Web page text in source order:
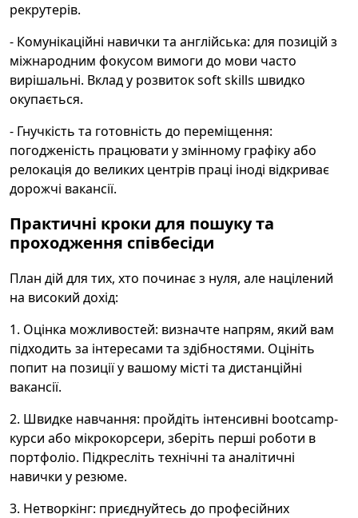
рекрутерів.
- Комунікаційні навички та англійська: для позицій з
міжнародним фокусом вимоги до мови часто
вирішальні. Вклад у розвиток soft skills швидко
окупається.
- Гнучкість та готовність до переміщення:
погодженість працювати у змінному графіку або
релокація до великих центрів праці іноді відкриває
дорожчі вакансії.
Практичні кроки для пошуку та
проходження співбесіди
План дій для тих, хто починає з нуля, але націлений
на високий дохід:
1. Оцінка можливостей: визначте напрям, який вам
підходить за інтересами та здібностями. Оцініть
попит на позиції у вашому місті та дистанційні
вакансії.
2. Швидке навчання: пройдіть інтенсивні bootcamp-
курси або мікрокорсери, зберіть перші роботи в
портфоліо. Підкресліть технічні та аналітичні
навички у резюме.
3. Нетворкінг: приєднуйтесь до професійних